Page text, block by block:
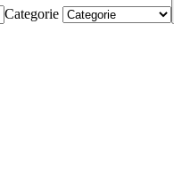
Categorie